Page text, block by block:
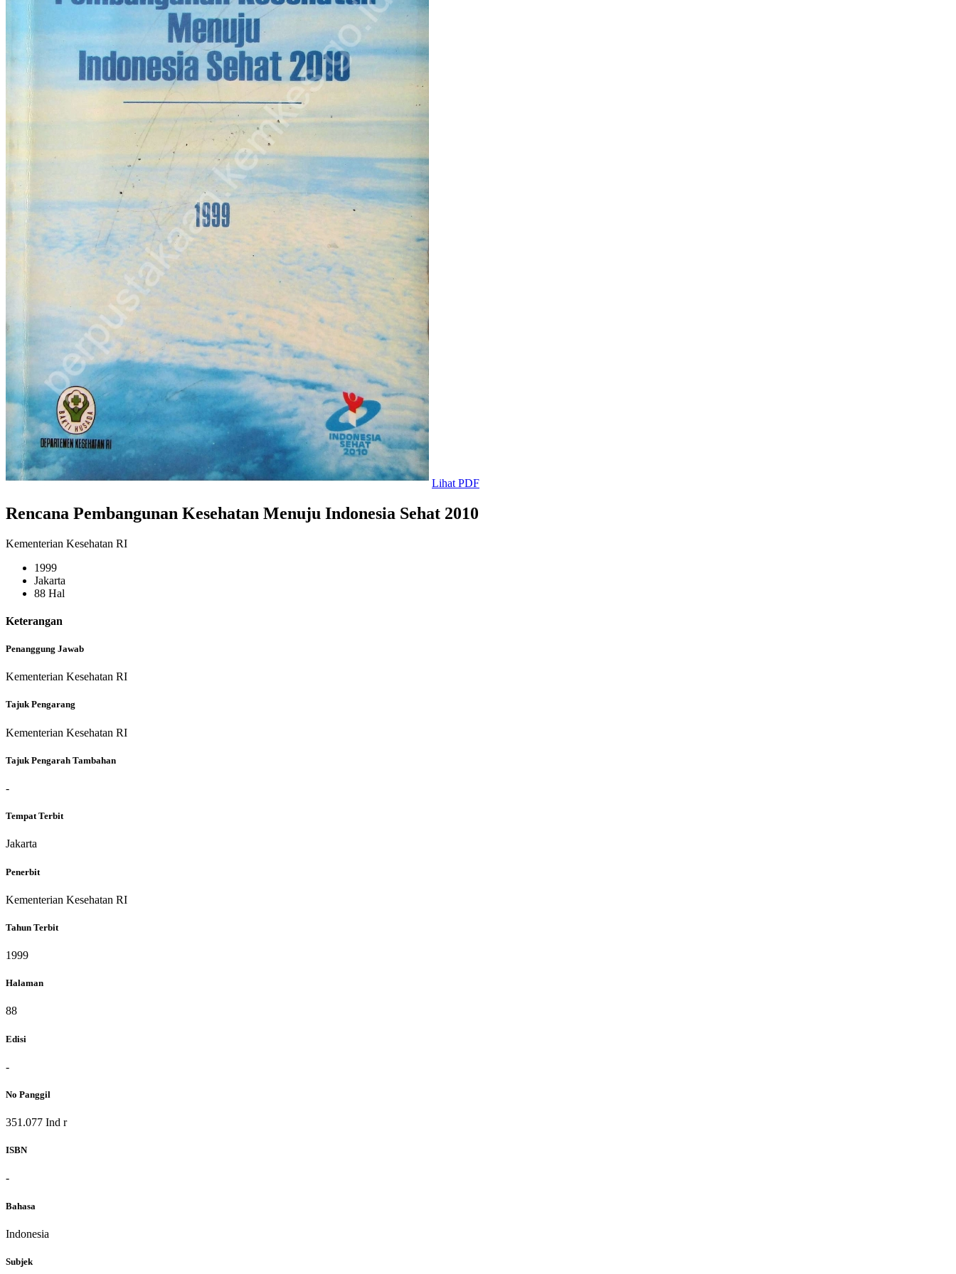
Lihat PDF
Rencana Pembangunan Kesehatan Menuju Indonesia Sehat 2010
Kementerian Kesehatan RI
1999
Jakarta
88 Hal
Keterangan
Penanggung Jawab
Kementerian Kesehatan RI
Tajuk Pengarang
Kementerian Kesehatan RI
Tajuk Pengarah Tambahan
-
Tempat Terbit
Jakarta
Penerbit
Kementerian Kesehatan RI
Tahun Terbit
1999
Halaman
88
Edisi
-
No Panggil
351.077 Ind r
ISBN
-
Bahasa
Indonesia
Subjek